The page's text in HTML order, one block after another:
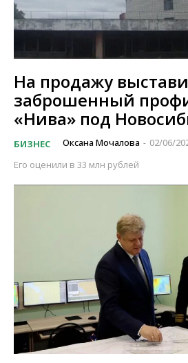
На продажу
заброшенный
«Нива» под
БИЗНЕС Оксана Мочалова - 02/06/
Его оценили в 33 млн рублей